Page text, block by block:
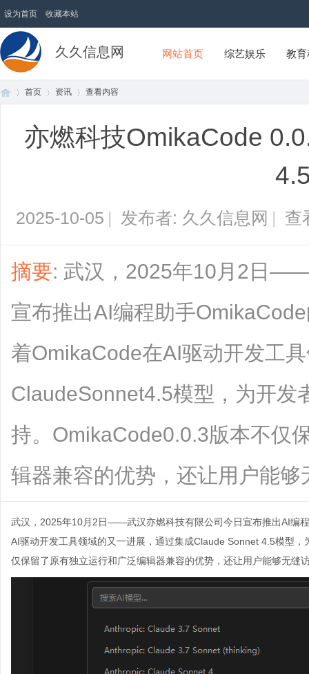
设为首页 收藏本站
久久信息网 网站首页 综艺娱乐 教
首页 资讯
›
查看内容
亦燃科技OmikaCode
2025-10-05 | 发布者: 久久信息网 | 查
摘要: 武汉，2025年10月2日
宣布推出AI编程助手
着OmikaCode在AI驱动开发工
ClaudeSonnet4.5模型，为开发
持。OmikaCode0.0.3版本不仅
辑器兼容的优势，还让用户能够
武汉，2025年10月2日——武汉亦燃科技有限公司今日宣布推出AI编
AI驱动开发工具领域的又一进展，通过集成Claude Sonnet 4.5模型
仅保留了原有独立运行和广泛编辑器兼容的优势，还让用户能够无